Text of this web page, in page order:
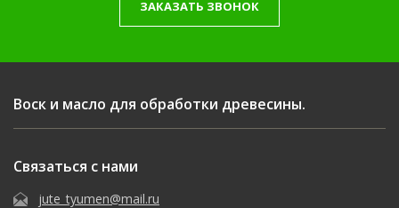
ЗАКАЗАТЬ ЗВОНОК
Воск и масло для обработки древесины.
Связаться с нами
jute_tyumen@mail.ru